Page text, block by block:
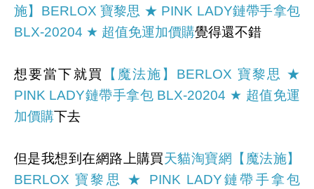
施】BERLOX 寶黎思 ★ PINK LADY鏈帶手拿包
BLX-20204 ★ 超值免運加價購覺得還不錯
想要當下就買
【魔法施】BERLOX 寶黎思 ★
PINK LADY鏈帶手拿包 BLX-20204 ★ 超值免運
加價購下去
但是我想到在網路上購買天貓淘寶網
【魔法施】
BERLOX 寶黎思 ★ PINK LADY鏈帶手拿包